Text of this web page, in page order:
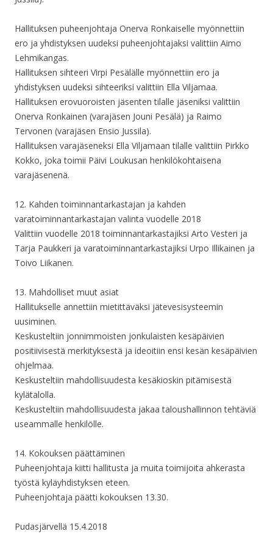
Hallituksen puheenjohtaja Onerva Ronkaiselle myönnettiin
ero ja yhdistyksen uudeksi puheenjohtajaksi valittiin Aimo
Lehmikangas.
Hallituksen sihteeri Virpi Pesälälle myönnettiin ero ja
yhdistyksen uudeksi sihteeriksi valittiin Ella Viljamaa.
Hallituksen erovuoroisten jäsenten tilalle jäseniksi valittiin
Onerva Ronkainen (varajäsen Jouni Pesälä) ja Raimo
Tervonen (varajäsen Ensio Jussila).
Hallituksen varajäseneksi Ella Viljamaan tilalle valittiin Pirkko
Kokko, joka toimii Päivi Loukusan henkilökohtaisena
varajäsenenä.
12. Kahden toiminnantarkastajan ja kahden
varatoiminnantarkastajan valinta vuodelle 2018
Valittiin vuodelle 2018 toiminnantarkastajiksi Arto Vesteri ja
Tarja Paukkeri ja varatoiminnantarkastajiksi Urpo Illikainen ja
Toivo Liikanen.
13. Mahdolliset muut asiat
Hallitukselle annettiin mietittäväksi jätevesisysteemin
uusiminen.
Keskusteltiin jonnimmoisten jonkulaisten kesäpäivien
positiivisestä merkityksestä ja ideoitiin ensi kesän kesäpäivien
ohjelmaa.
Keskusteltiin mahdollisuudesta kesäkioskin pitämisestä
kylätalolla.
Keskusteltiin mahdollisuudesta jakaa taloushallinnon tehtäviä
useammalle henkilölle.
14. Kokouksen päättäminen
Puheenjohtaja kiitti hallitusta ja muita toimijoita ahkerasta
työstä kyläyhdistyksen eteen.
Puheenjohtaja päätti kokouksen 13.30.
Pudasjärvellä 15.4.2018